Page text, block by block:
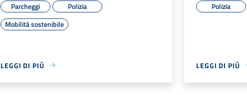
Parcheggi
Polizia
Mobilità sostenibile
LEGGI DI PIÙ
Polizia
LEGGI DI PIÙ